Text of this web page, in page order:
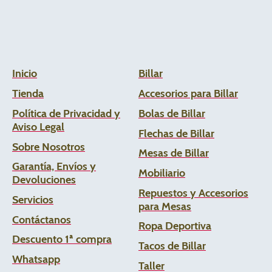
Inicio
Tienda
Política de Privacidad y
Aviso Legal
Sobre Nosotros
Garantía, Envíos y
Devoluciones
Servicios
Contáctanos
Descuento 1ª compra
Whatsapp
Billar
Accesorios para Billar
Bolas de Billar
Flechas de Billar
Mesas de Billar
Mobiliario
Repuestos y Accesorios
para Mesas
Ropa Deportiva
Tacos de Billar
Taller